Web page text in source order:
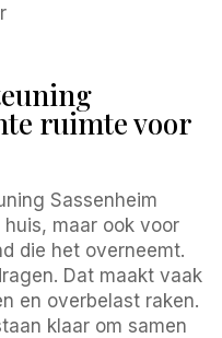
ruimte voor
Sassenheim
maar ook voor
die het overneemt.
Dat maakt vaak
en overbelast raken.
klaar om samen